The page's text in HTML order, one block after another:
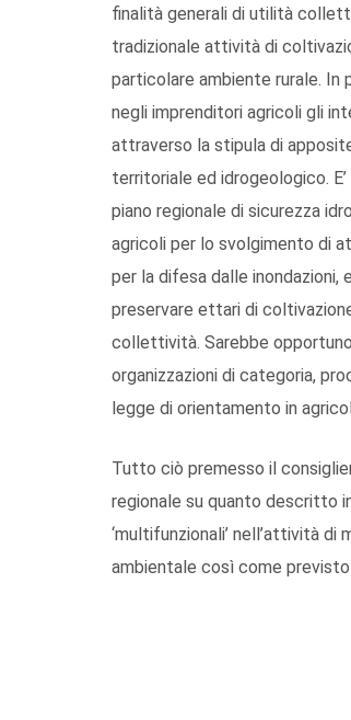
finalità generali di utilità
tradizionale attività di
particolare ambiente rurale. In
negli imprenditori agricoli gli
attraverso la stipula di
territoriale ed idrogeologico.
piano regionale di sicurezza
agricoli per lo svolgimento di
per la difesa dalle inondazioni,
preservare ettari di
collettività. Sarebbe
organizzazioni di categoria,
legge di orientamento in
Tutto ciò premesso il
regionale su quanto descritto
‘multifunzionali’ nell’attività
ambientale così come